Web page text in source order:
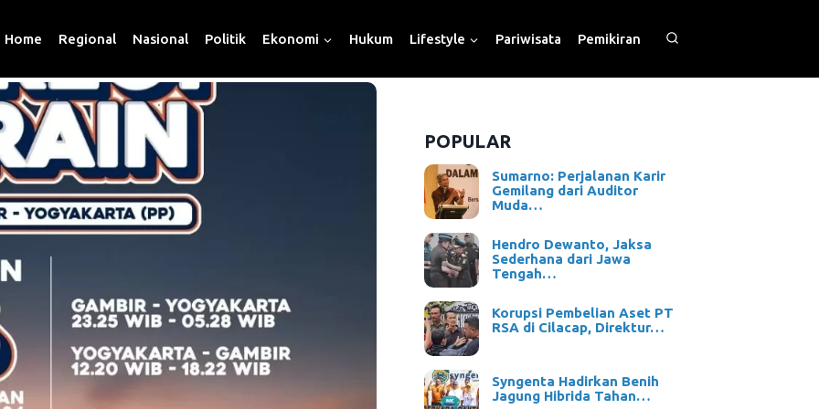
Home Regional Nasional Politik Ekonomi Hukum Lifestyle Pariwisata Pemikiran
POPULAR
Sumarno: Perjalanan Karir
Gemilang dari Auditor
Muda…
Hendro Dewanto, Jaksa
Sederhana dari Jawa
Tengah…
Korupsi Pembelian Aset PT
RSA di Cilacap, Direktur…
Syngenta Hadirkan Benih
Jagung Hibrida Tahan…